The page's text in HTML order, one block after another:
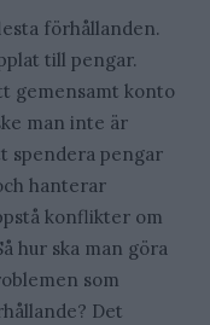
förhållanden.
till pengar.
gemensamt konto
man inte är
spendera pengar
hanterar
konflikter om
hur ska man göra
som
Det